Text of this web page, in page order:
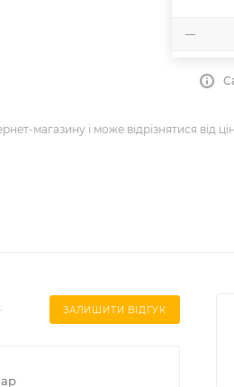
магазину і може відрізнятися від
ЗАЛИШИТИ ВІДГУК